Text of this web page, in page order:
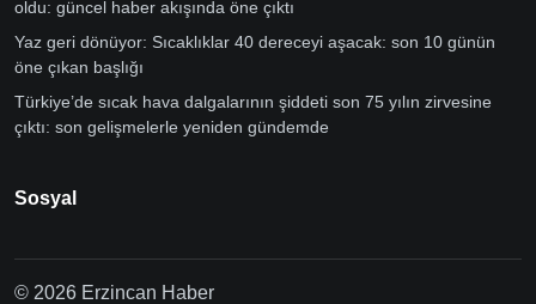
oldu: güncel haber akışında öne çıktı
Yaz geri dönüyor: Sıcaklıklar 40 dereceyi aşacak: son 10 günün
öne çıkan başlığı
Türkiye’de sıcak hava dalgalarının şiddeti son 75 yılın zirvesine
çıktı: son gelişmelerle yeniden gündemde
Sosyal
© 2026 Erzincan Haber